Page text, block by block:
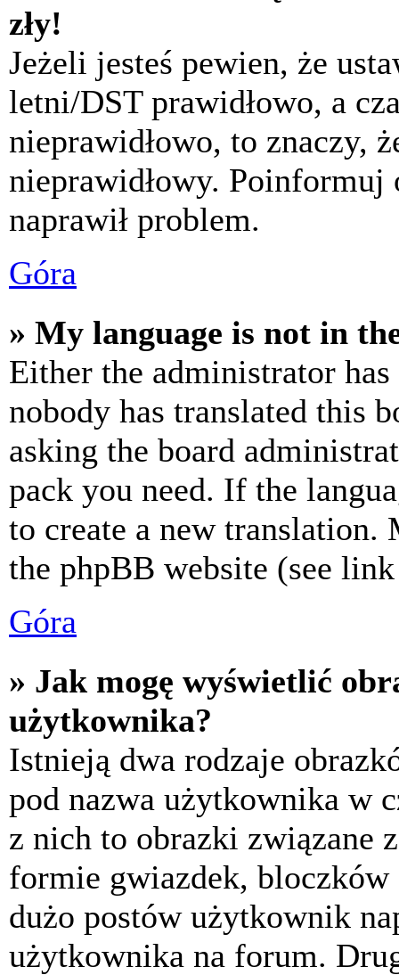
zły!
Jeżeli jesteś pewien, że
letni/DST prawidłowo, a
nieprawidłowo, to znaczy,
nieprawidłowy.
naprawił problem.
Góra
» My language is not in
Either the administrator
nobody has translated this
asking the board
pack you need. If the
to create a new
the phpBB website (see
Góra
» Jak mogę wyświetlić
użytkownika?
Istnieją dwa rodzaje
pod nazwa użytkownika w
z nich to obrazki związane
formie gwiazdek,
dużo postów użytkownik
użytkownika na forum.